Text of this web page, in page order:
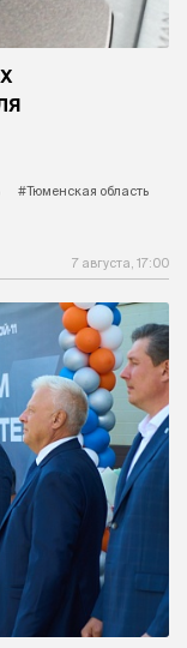
#Тюменская область
7 августа, 17:00